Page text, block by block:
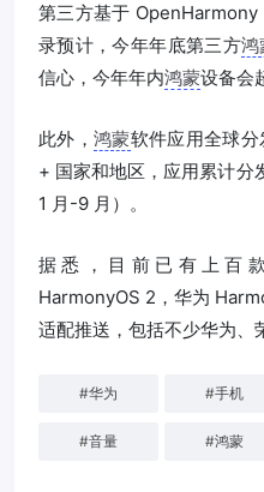
第三方基于
录预计，今年年底第三方鸿
信心，今年年内鸿蒙设备会
此外， 鸿蒙软件应用全球
+ 国家和地区，应用累计
1 月-9 月）。
据悉，目前已有上百
HarmonyOS 2，华为
适配推送，包括不少华为、
#华为 #手机
#音量 #鸿蒙